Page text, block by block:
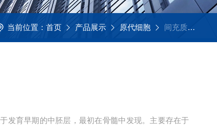
当前位置： 首页 产品展示 原代细胞 间充质干细胞
发育早期的中胚层，最初在骨髓中发现。主要存在于